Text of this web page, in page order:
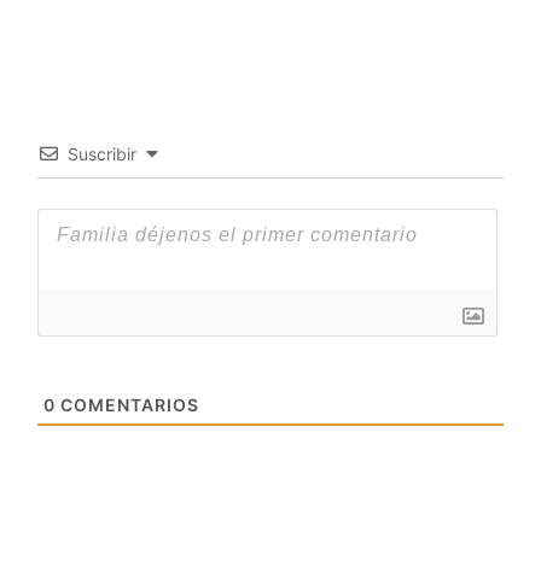
Suscribir
0 COMENTARIOS